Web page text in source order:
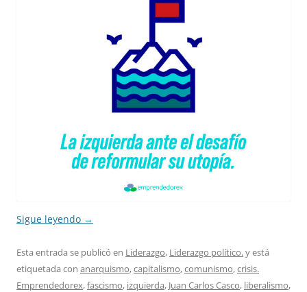
Sigue leyendo →
Esta entrada se publicó en Liderazgo, Liderazgo político.y está
etiquetada con anarquismo,capitalismo,comunismo,crisis.
Emprendedorex,fascismo, izquierda, Juan Carlos Casco, liberalismo,